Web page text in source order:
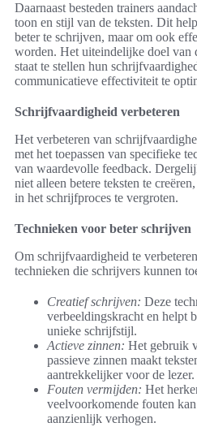
Daarnaast besteden trainers
toon en stijl van de teksten. Dit
beter te schrijven, maar om ook
worden. Het uiteindelijke doel van
staat te stellen hun
communicatieve effectiviteit te
Schrijfvaardigheid verbeteren
Het verbeteren van
met het toepassen van specifieke
van waardevolle feedback.
niet alleen betere teksten te
in het schrijfproces te vergroten.
Technieken voor beter schrijven
Om schrijfvaardigheid te
technieken die schrijvers kunnen
Creatief schrijven: Deze
verbeeldingskracht en helpt
unieke schrijfstijl.
Actieve zinnen: Het gebruik
passieve zinnen maakt
aantrekkelijker voor de lezer.
Fouten vermijden: Het
veelvoorkomende fouten
aanzienlijk verhogen.